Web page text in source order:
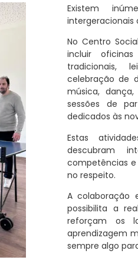
Existem
intergeracionais
No Centro
incluir
tradicionais,
celebração de
música,
sessões de
dedicados às
Estas
descubram
competências
no respeito.
A colaboração
possibilita a
reforçam os
aprendizagem
sempre algo